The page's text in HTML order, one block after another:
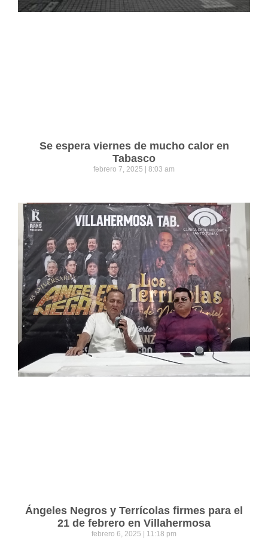
Se espera viernes de mucho calor en
Tabasco
febrero 7, 2025 8:03 am
Ángeles Negros y Terrícolas firmes para el
21 de febrero en Villahermosa
febrero 6, 2025 11:18 pm